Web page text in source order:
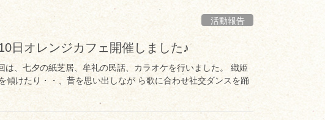
活動報告
日オレンジカフェ開催しました♪
、七夕の紙芝居、牟礼の民話、カラオケを行いました。 織姫
傾けたり・・、昔を思い出しなが ら歌に合わせ社交ダンスを踊